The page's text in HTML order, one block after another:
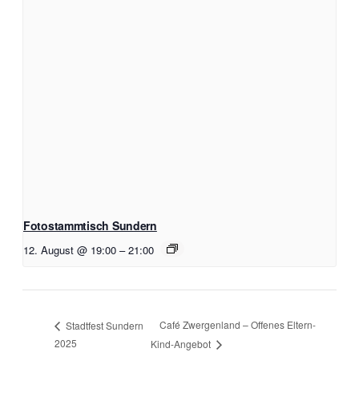
Fotostammtisch Sundern
12. August @ 19:00 – 21:00
Stadtfest Sundern
2025
Café Zwergenland – Offenes Eltern-
Kind-Angebot